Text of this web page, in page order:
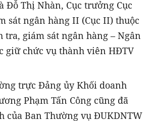
Đỗ Thị Nhàn, Cục trưởng Cục
sát ngân hàng II (Cục II) thuộc
tra, giám sát ngân hàng – Ngân
giữ chức vụ thành viên HĐTV
trực Đảng ủy Khối doanh
Phạm Tấn Công cũng đã
của Ban Thường vụ ĐUKDNTW